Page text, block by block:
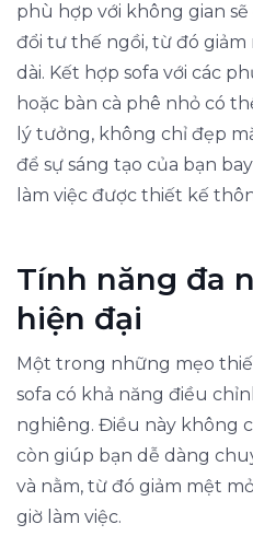
phù hợp với không gian
đổi tư thế ngồi, từ đó giảm
dài. Kết hợp sofa với các
hoặc bàn cà phê nhỏ có
lý tưởng, không chỉ đẹp
để sự sáng tạo của bạn
làm việc được thiết kế
Tính năng đa
hiện đại
Một trong những mẹo
sofa có khả năng điều
nghiêng. Điều này không
còn giúp bạn dễ dàng
và nằm, từ đó giảm mệt
giờ làm việc.